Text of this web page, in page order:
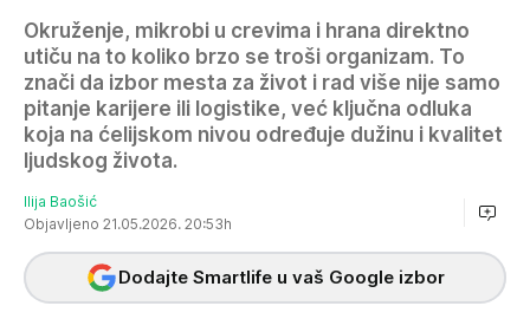
Okruženje, mikrobi u crevima i hrana direktno
utiču na to koliko brzo se troši organizam. To
znači da izbor mesta za život i rad više nije samo
pitanje karijere ili logistike, već ključna odluka
koja na ćelijskom nivou određuje dužinu i kvalitet
ljudskog života.
Ilija Baošić
Objavljeno 21.05.2026. 20:53h
Dodajte Smartlife u vaš Google izbor